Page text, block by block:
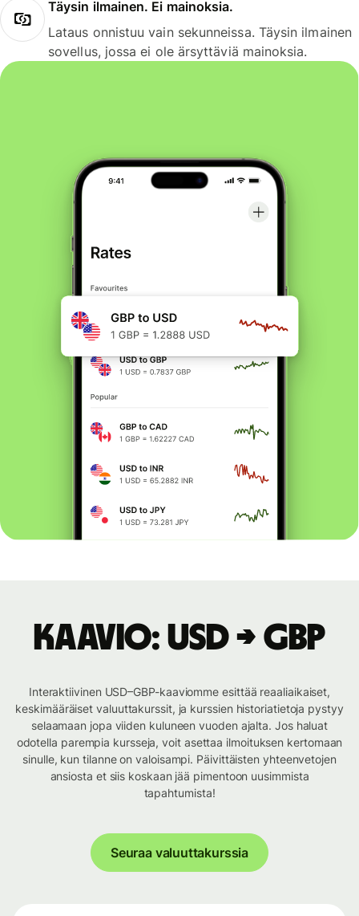
Täysin ilmainen. Ei mainoksia.
Lataus onnistuu vain sekunneissa. Täysin ilmainen
sovellus, jossa ei ole ärsyttäviä mainoksia.
Kaavio: USD → GBP
Interaktiivinen USD–GBP-kaaviomme esittää reaaliaikaiset,
keskimääräiset valuuttakurssit, ja kurssien historiatietoja pystyy
selaamaan jopa viiden kuluneen vuoden ajalta. Jos haluat
odotella parempia kursseja, voit asettaa ilmoituksen kertomaan
sinulle, kun tilanne on valoisampi. Päivittäisten yhteenvetojen
ansiosta et siis koskaan jää pimentoon uusimmista
tapahtumista!
Seuraa valuuttakurssia